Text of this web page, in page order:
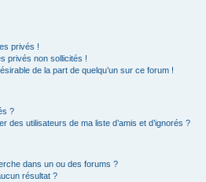
privés !
privés non sollicités !
de la part de quelqu’un sur ce forum !
?
des utilisateurs de ma liste d’amis et d’ignorés ?
dans un ou des forums ?
résultat ?